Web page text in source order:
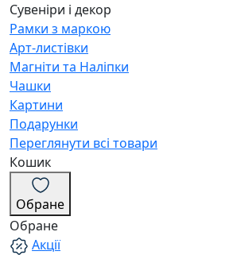
Сувеніри і декор
Рамки з маркою
Арт-листівки
Магніти та Наліпки
Чашки
Картини
Подарунки
Переглянути всі товари
Кошик
Обране
Обране
Акції